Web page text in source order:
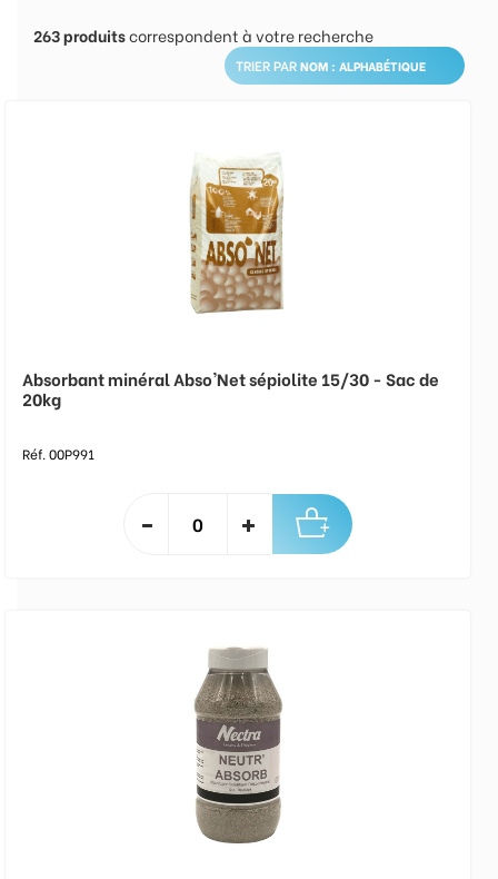
263produitscorrespondent à votre recherche
TRIER PAR
Absorbant minéral Abso'Net sépiolite 15/30 - Sac de
20kg
Réf. 00P991